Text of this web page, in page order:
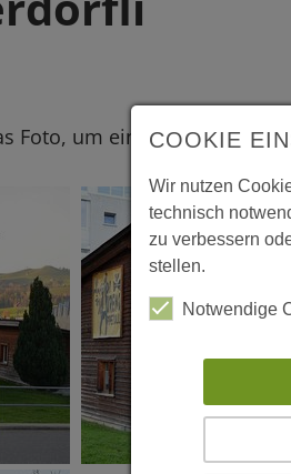
Foto, um eine vergrößerte
COOKIE
Wir nutzen
technisch
zu verbessern
stellen.
Notwendige